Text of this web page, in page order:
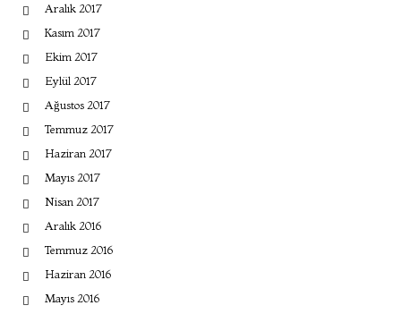
Aralık 2017
Kasım 2017
Ekim 2017
Eylül 2017
Ağustos 2017
Temmuz 2017
Haziran 2017
Mayıs 2017
Nisan 2017
Aralık 2016
Temmuz 2016
Haziran 2016
Mayıs 2016